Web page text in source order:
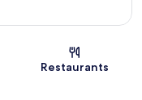
Restaurants